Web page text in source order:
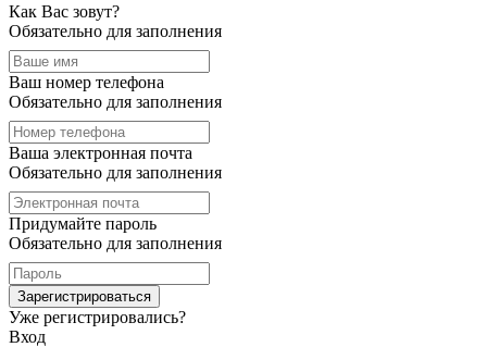
Как Вас зовут?
Обязательно для заполнения
Ваш номер телефона
Обязательно для заполнения
Ваша электронная почта
Обязательно для заполнения
Придумайте пароль
Обязательно для заполнения
Зарегистрироваться
Уже регистрировались?
Вход